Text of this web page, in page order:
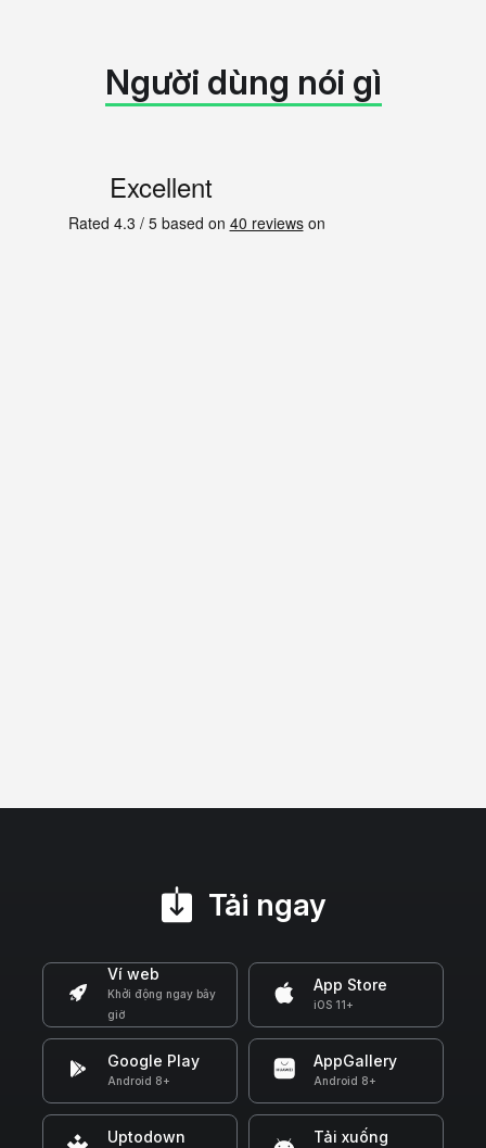
Người dùng nói gì
Tải ngay
Ví web
Khởi động ngay bây
giờ
App Store
iOS 11+
Google Play
Android 8+
AppGallery
Android 8+
Uptodown Tải xuống